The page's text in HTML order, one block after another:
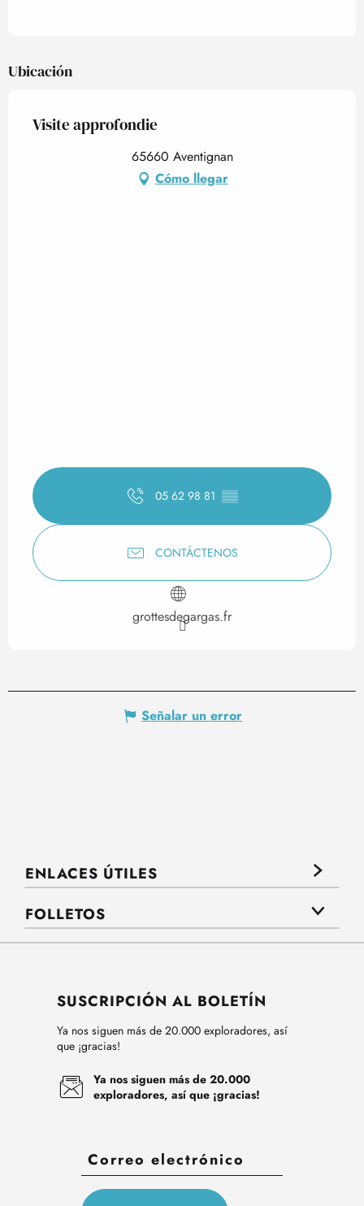
Ubicación
Visite approfondie
65660 Aventignan
Cómo llegar
05 62 98 81 ▒▒
CONTÁCTENOS
grottesdegargas.fr
Señalar un error
ENLACES ÚTILES
FOLLETOS
SUSCRIPCIÓN AL BOLETÍN
Ya nos siguen más de 20.000 exploradores, así
que ¡gracias!
Ya nos siguen más de 20.000
exploradores, así que ¡gracias!